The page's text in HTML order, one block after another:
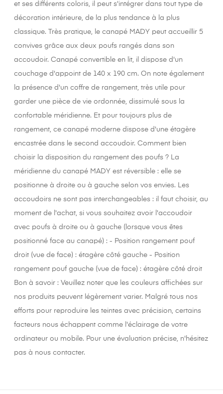
et ses différents coloris, il peut s'intégrer dans tout type de
décoration intérieure, de la plus tendance à la plus
classique. Très pratique, le canapé MADY peut accueillir 5
convives grâce aux deux poufs rangés dans son
accoudoir. Canapé convertible en lit, il dispose d'un
couchage d'appoint de 140 x 190 cm. On note également
la présence d'un coffre de rangement, très utile pour
garder une pièce de vie ordonnée, dissimulé sous la
confortable méridienne. Et pour toujours plus de
rangement, ce canapé moderne dispose d'une étagère
encastrée dans le second accoudoir. Comment bien
choisir la disposition du rangement des poufs ? La
méridienne du canapé MADY est réversible : elle se
positionne à droite ou à gauche selon vos envies. Les
accoudoirs ne sont pas interchangeables : il faut choisir, au
moment de l'achat, si vous souhaitez avoir l'accoudoir
avec poufs à droite ou à gauche (lorsque vous êtes
positionné face au canapé) : - Position rangement pouf
droit (vue de face) : étagère côté gauche - Position
rangement pouf gauche (vue de face) : étagère côté droit
Bon à savoir : Veuillez noter que les couleurs affichées sur
nos produits peuvent légèrement varier. Malgré tous nos
efforts pour reproduire les teintes avec précision, certains
facteurs nous échappent comme l'éclairage de votre
ordinateur ou mobile. Pour une évaluation précise, n'hésitez
pas à nous contacter.